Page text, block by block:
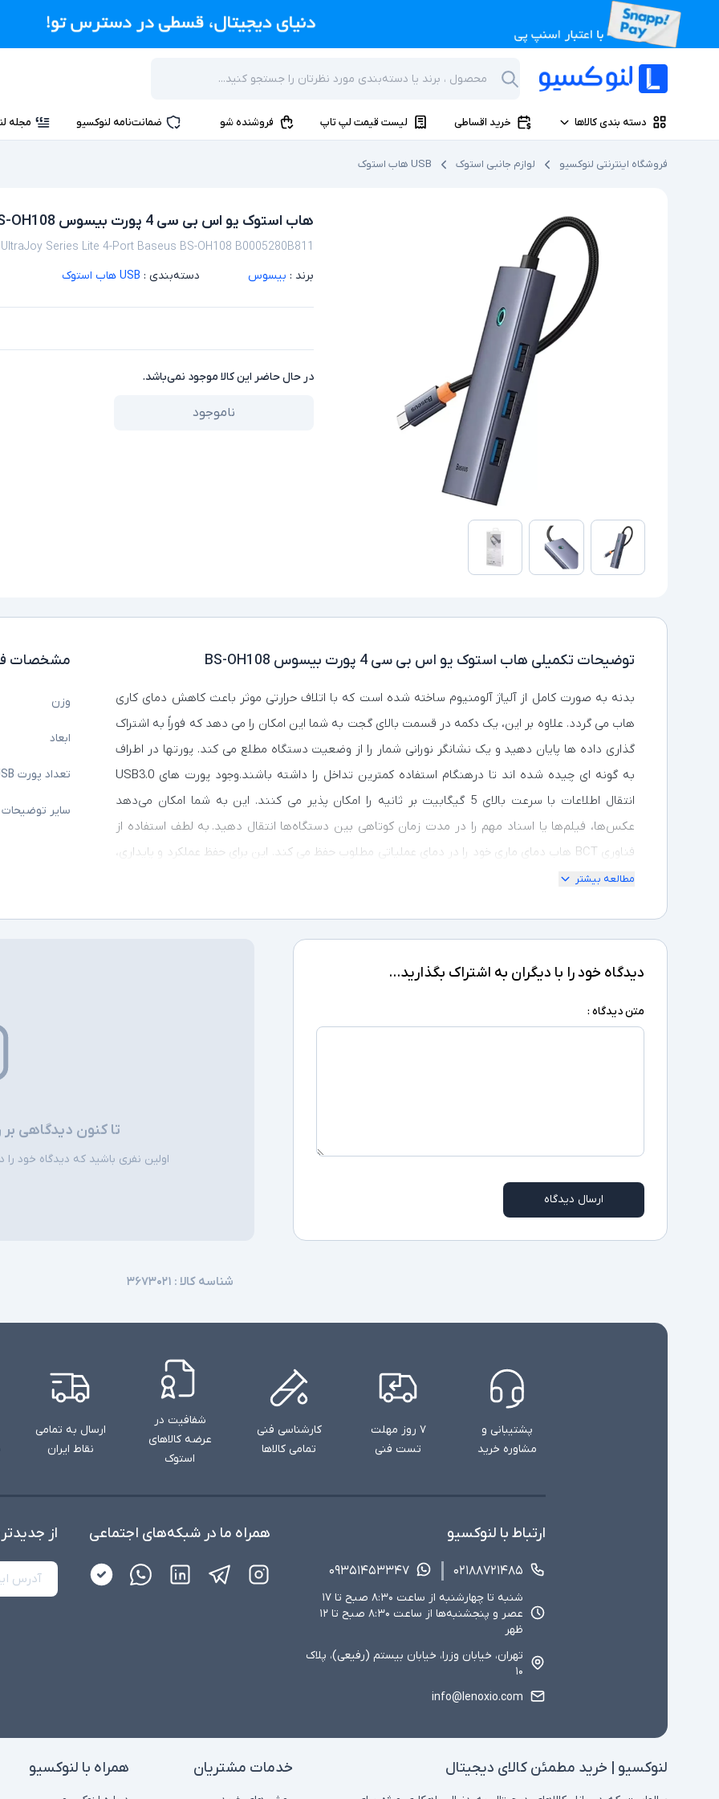
دسته بندی کالاها خرید اقساطی لیست قیمت لپ تاپ فروشنده شو ضمانت‌نامه لنوکسیو مجله
فروشگاه اینترنتی لنوکسیو لوازم جانبی استوک USB هاب استوک
هاب استوک یو اس بی سی 4 پورت بیسوس BS-OH108
Series Lite 4-Port Baseus BS-OH108 B0005280B811
برند : بیسوس دسته‌بندی : USB هاب استوک
در حال حاضر این کالا موجود نمی‌باشد.
ناموجود
توضیحات تکمیلی هاب استوک یو اس بی سی 4 پورت بیسوس BS-OH108
بدنه به صورت کامل از آلیاژ آلومنیوم ساخته شده است که با اتلاف حرارتی موثر باعث کاهش دمای کاری
هاب می گردد. علاوه بر این، یک دکمه در قسمت بالای گجت به شما این امکان را می دهد که فوراً به اشتراک
گذاری داده ها پایان دهید و یک نشانگر نورانی شمار را از وضعیت دستگاه مطلع می کند. پورتها در اطراف
به گونه ای چیده شده اند تا درهنگام استفاده کمترین تداخل را داشته باشند.وجود پورت های USB3.0
انتقال اطلاعات با سرعت بالای 5 گیگابیت بر ثانیه را امکان پذیر می کنند. این به شما امکان می‌دهد
عکس‌ها، فیلم‌ها یا اسناد مهم را در مدت زمان کوتاهی بین دستگاه‌ها انتقال دهید. به لطف استفاده از
فناوری BCT هاب دمای ماری خود را در دمای عملیاتی مطلوب حفظ می کند. این برای حفظ عملکرد و پایداری،
به ویژه در هنگام استفاده سنگین بسیار مهم است. این ویژگی طول عمر و قابلیت اطمینان دستگاه شما را
ها Windows, Apple OS, Linux, Vista کاملاً سازگار است و طراحی جمع و جور و وزن کم آن باعث می شود
بسیار قابل حمل باشد.
مطالعه بیشتر
مشخصات
وزن
ابعاد
تعداد پورت USB
سایر توضیحات
دیدگاه خود را با دیگران به اشتراک بگذارید...
متن دیدگاه :
ارسال دیدگاه
تا کنون دیدگاهی
اولین نفری باشید که دیدگاه خود را
شناسه کالا : ۳۶۷۳۰۲۱
پشتیبانی و
مشاوره خرید
۷ روز مهلت
تست فنی
کارشناسی فنی
تمامی کالاها
شفافیت در
عرضه کالاهای
استوک
ارسال به تمامی
نقاط ایران
ارتباط با لنوکسیو
۰۲۱۸۸۷۲۱۴۸۵ ۰۹۳۵۱۴۵۳۳۴۷
شنبه تا چهارشنبه از ساعت ۸:۳۰ صبح تا ۱۷
عصر و پنجشنبه‌ها از ساعت ۸:۳۰ صبح تا ۱۲
ظهر
تهران، خیابان وزرا، خیابان بیستم (رفیعی)، پلاک
۱۰
info@lenoxio.com
همراه ما در شبکه‌های اجتماعی از
لنوکسیو | خرید مطمئن کالای دیجیتال خدمات مشتریان همراه با لنوکسیو